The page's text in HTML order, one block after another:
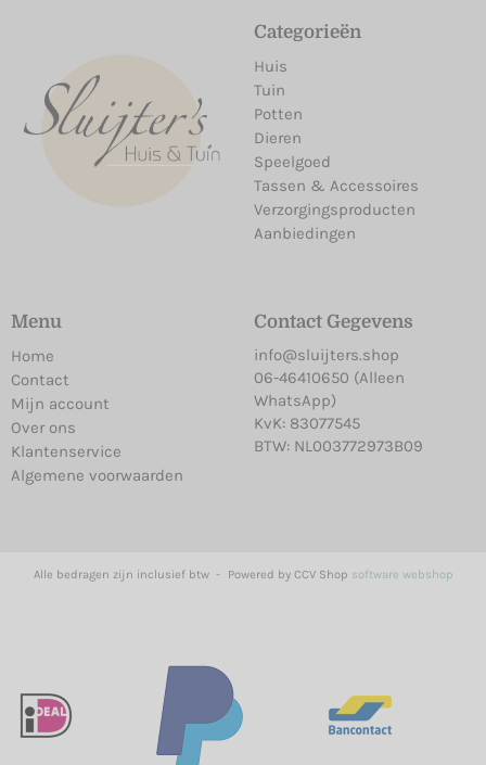
Categorieën
Huis
Tuin
Potten
Dieren
Speelgoed
Tassen & Accessoires
Verzorgingsproducten
Aanbiedingen
Menu
Home
Contact
Mijn account
Over ons
Klantenservice
Algemene voorwaarden
Contact Gegevens
info@sluijters.shop
06-46410650 (Alleen
WhatsApp)
KvK: 83077545
BTW: NL003772973B09
Alle bedragen zijn inclusief btw - Powered by CCV Shop software webshop